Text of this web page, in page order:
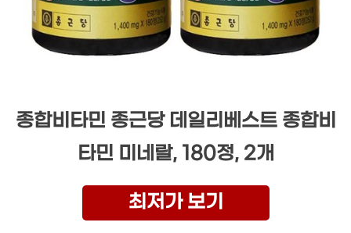
종합비타민 종근당 데일리베스트 종합비
타민 미네랄, 180정, 2개
최저가 보기